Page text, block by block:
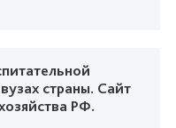
страны. Сайт
РФ.